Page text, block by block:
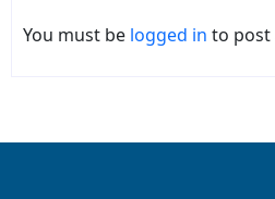
You must be logged in to post